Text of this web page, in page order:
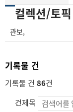
컬렉션/토픽
관보,
기록물 건
기록물 건 86건
건제목